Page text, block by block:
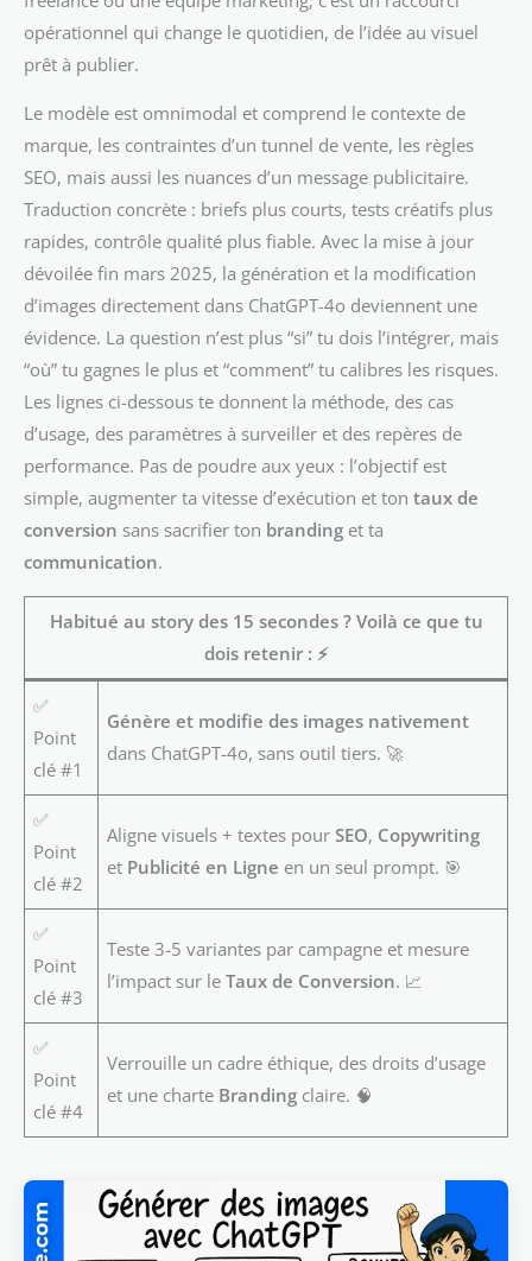
opérationnel qui change le quotidien, de l’idée au visuel
prêt à publier.
Le modèle est omnimodal et comprend le contexte de
marque, les contraintes d’un tunnel de vente, les règles
SEO, mais aussi les nuances d’un message publicitaire.
Traduction concrète : briefs plus courts, tests créatifs plus
rapides, contrôle qualité plus fiable. Avec la mise à jour
dévoilée fin mars 2025, la génération et la modification
d’images directement dans ChatGPT-4o deviennent une
évidence. La question n’est plus “si” tu dois l’intégrer, mais
“où” tu gagnes le plus et “comment” tu calibres les risques.
Les lignes ci-dessous te donnent la méthode, des cas
d’usage, des paramètres à surveiller et des repères de
performance. Pas de poudre aux yeux : l’objectif est
simple, augmenter ta vitesse d’exécution et ton taux de
conversion sans sacrifier ton branding et ta
communication.
Habitué au story des 15 secondes ? Voilà ce que tu
dois retenir : ⚡
✅
Point
clé #1
Génère et modifie des images nativement
dans ChatGPT-4o, sans outil tiers. 🚀
✅
Point
clé #2
Aligne visuels + textes pourSEO, Copywriting
et Publicité en Ligne en un seul prompt. 🎯
✅
Point
clé #3
Teste 3-5 variantes par campagne et mesure
l’impact sur leTaux de Conversion. 📈
✅
Point
clé #4
Verrouille un cadre éthique, des droits d’usage
et une charte Branding claire. 🧠